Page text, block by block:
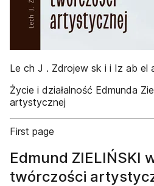
Le ch J . Zdrojew sk i i Iz ab el
Życie i działalność Edmunda
artystycznej
First page
Edmund ZIELIŃSKI
twórczości